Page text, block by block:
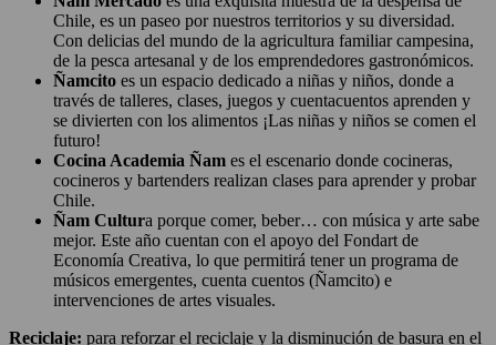
Chile, es un paseo por nuestros territorios y su diversidad.
Con delicias del mundo de la agricultura familiar campesina,
de la pesca artesanal y de los emprendedores gastronómicos.
Ñamcito es un espacio dedicado a niñas y niños, donde a
través de talleres, clases, juegos y cuentacuentos aprenden y
se divierten con los alimentos ¡Las niñas y niños se comen el
futuro!
Cocina Academia Ñam es el escenario donde cocineras,
cocineros y bartenders realizan clases para aprender y probar
Chile.
Ñam Cultura porque comer, beber… con música y arte sabe
mejor. Este año cuentan con el apoyo del Fondart de
Economía Creativa, lo que permitirá tener un programa de
músicos emergentes, cuenta cuentos (Ñamcito) e
intervenciones de artes visuales.
Reciclaje: para reforzar el reciclaje y la disminución de basura en el